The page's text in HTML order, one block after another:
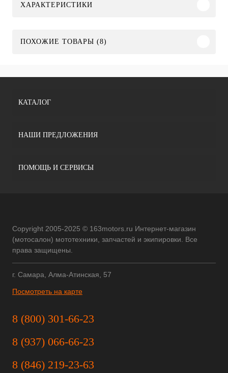
ХАРАКТЕРИСТИКИ
ПОХОЖИЕ ТОВАРЫ (8)
КАТАЛОГ
НАШИ ПРЕДЛОЖЕНИЯ
ПОМОЩЬ И СЕРВИСЫ
Copyright 2005-2025 © 163motors.ru Интернет-магазин
(мотосалон) мототехники, запчастей и экипировки. Все
права защищены.
г. Самара, Алма-Атинская, 57
Посмотреть на карте
8 (800) 301-66-23
8 (937) 066-66-23
8 (846) 219-23-63